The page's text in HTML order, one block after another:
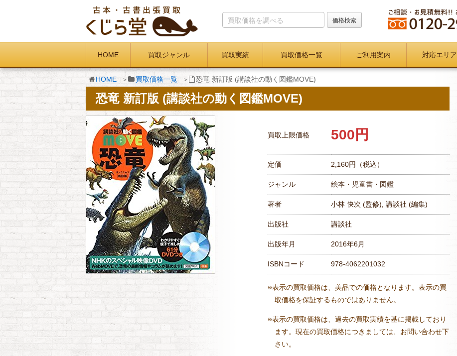
HOME 買取ジャンル 買取実績 買取価格一覧 ご利用案内 対応エリア
HOME 買取価格一覧 恐竜 新訂版 (講談社の動く図鑑MOVE)
恐竜 新訂版 (講談社の動く図鑑MOVE)
買取上限価格 500円
定価 2,160円（税込）
ジャンル 絵本・児童書・図鑑
著者 小林 快次 (監修),‎ 講談社 (編集)
出版社 講談社
出版年月 2016年6月
ISBNコード 978-4062201032
※表示の買取価格は、美品での価格となります。表示の買
取価格を保証するものではありません。
※表示の買取価格は、過去の買取実績を基に掲載しており
ます。現在の買取価格につきましては、お問い合わせ下
さい。